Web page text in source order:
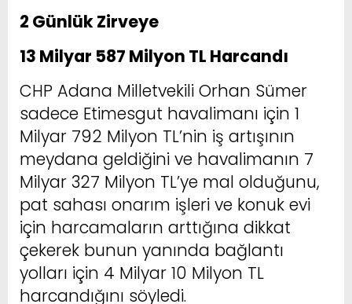
2 Günlük Zirveye
13 Milyar 587 Milyon TL Harcandı
CHP Adana Milletvekili Orhan Sümer
sadece Etimesgut havalimanı için 1
Milyar 792 Milyon TL’nin iş artışının
meydana geldiğini ve havalimanın 7
Milyar 327 Milyon TL’ye mal olduğunu,
pat sahası onarım işleri ve konuk evi
için harcamaların arttığına dikkat
çekerek bunun yanında bağlantı
yolları için 4 Milyar 10 Milyon TL
harcandığını söyledi.